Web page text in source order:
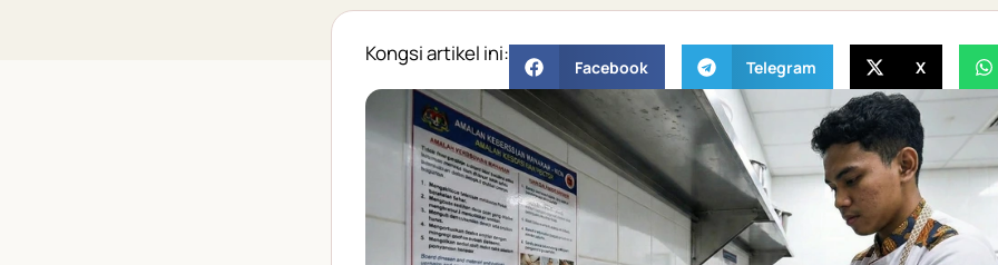
Kongsi artikel ini:
Facebook Telegram X